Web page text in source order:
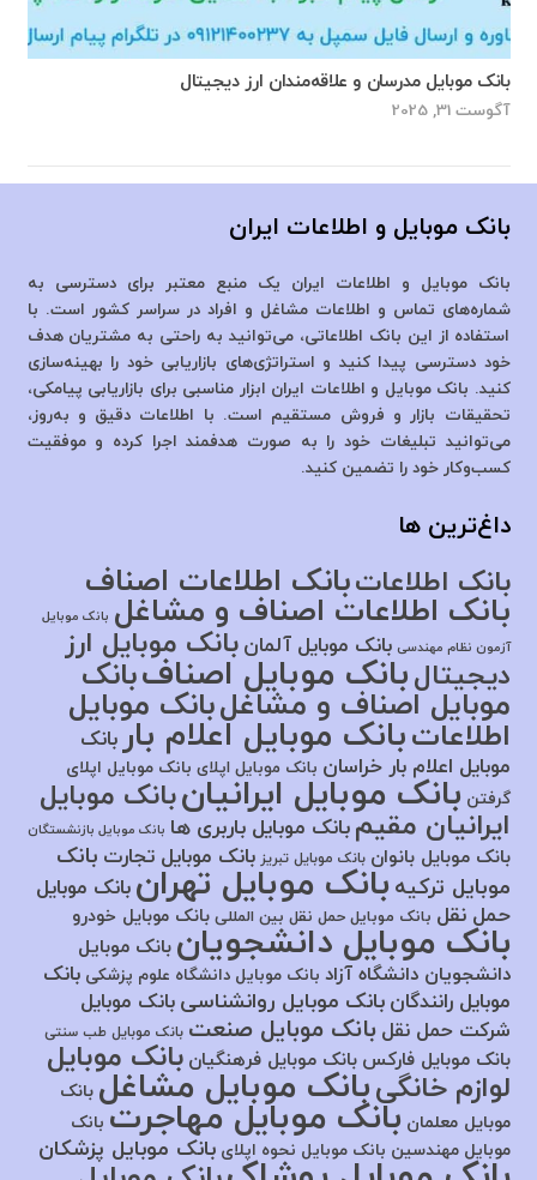
بانک موبایل مدرسان و علاقه‌مندان ارز دیجیتال
آگوست 31, 2025
بانک موبایل و اطلاعات ایران
بانک موبایل و اطلاعات ایران یک منبع معتبر برای دسترسی به
شماره‌های تماس و اطلاعات مشاغل و افراد در سراسر کشور است. با
استفاده از این بانک اطلاعاتی، می‌توانید به راحتی به مشتریان هدف
خود دسترسی پیدا کنید و استراتژی‌های بازاریابی خود را بهینه‌سازی
کنید. بانک موبایل و اطلاعات ایران ابزار مناسبی برای بازاریابی پیامکی،
تحقیقات بازار و فروش مستقیم است. با اطلاعات دقیق و به‌روز،
می‌توانید تبلیغات خود را به صورت هدفمند اجرا کرده و موفقیت
کسب‌وکار خود را تضمین کنید.
داغ‌ترین ها
بانک اطلاعاتبانک اطلاعات اصناف
بانک اطلاعات اصناف و مشاغل بانک موبایل
آزمون نظام مهندسی بانک موبایل آلمان بانک موبایل ارز
دیجیتالبانک موبایل اصنافبانک
موبایل اصناف و مشاغلبانک موبایل
اطلاعاتبانک موبایل اعلام بار بانک
موبایل اعلام بار خراسان بانک موبایل اپلای بانک موبایل اپلای
گرفتن بانک موبایل ایرانیانبانک موبایل
ایرانیان مقیم بانک موبایل باربری ها بانک موبایل بازنشستگان
بانک موبایل بانوان بانک موبایل تبریز بانک موبایل تجارت بانک
موبایل ترکیه بانک موبایل تهران بانک موبایل
حمل نقل بانک موبایل حمل نقل بین المللی بانک موبایل خودرو
بانک موبایل دانشجویان بانک موبایل
دانشجویان دانشگاه آزاد بانک موبایل دانشگاه علوم پزشکی بانک
موبایل رانندگان بانک موبایل روانشناسی بانک موبایل
شرکت حمل نقل بانک موبایل صنعت بانک موبایل طب سنتی
بانک موبایل فارکس بانک موبایل فرهنگیان بانک موبایل
لوازم خانگیبانک موبایل مشاغلبانک
موبایل معلمان بانک موبایل مهاجرت بانک
موبایل مهندسین بانک موبایل نحوه اپلای بانک موبایل پزشکان